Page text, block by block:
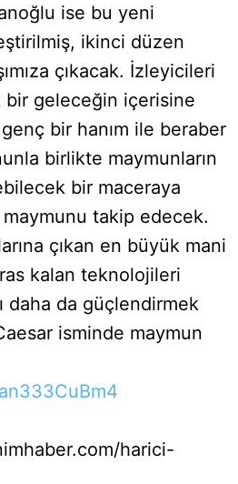
ise bu yeni
ikinci düzen
çıkacak. İzleyicileri
geleceğin içerisine
bir hanım ile beraber
birlikte maymunların
bir maceraya
maymunu takip edecek.
çıkan en büyük mani
kalan teknolojileri
daha da güçlendirmek
isminde maymun
harici-